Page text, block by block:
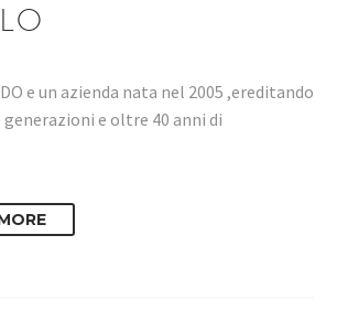
e un azienda nata nel 2005 ,ereditando
generazioni e oltre 40 anni di